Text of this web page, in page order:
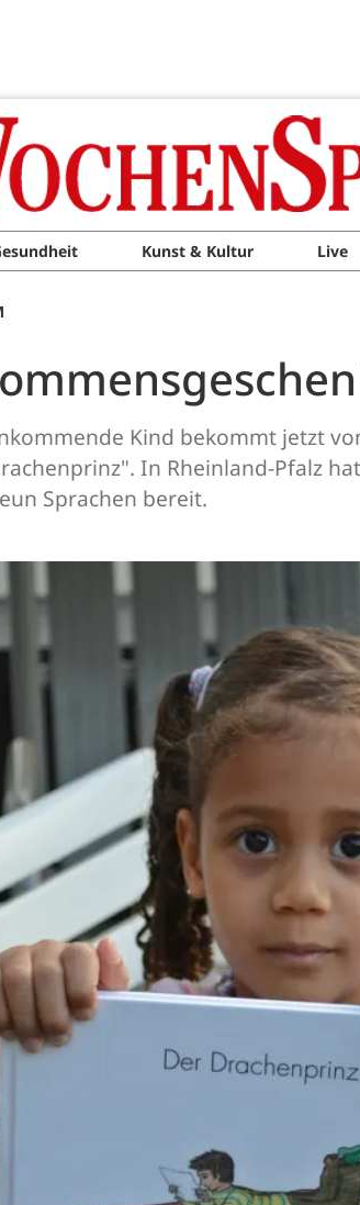
Kunst & Kultur Live
Kind bekommt jetzt
In Rheinland-Pfalz
Sprachen bereit.